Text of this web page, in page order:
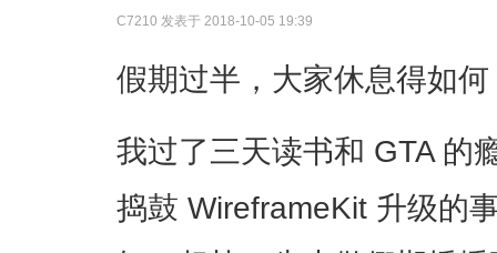
C7210 发表于 2018-10-05 19:39
假期过半，大家休息得如何
我过了三天读书和 GTA 的
捣鼓 WireframeKit 升级的